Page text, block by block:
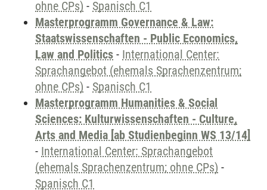
ohne CPs) - Spanisch C1
Masterprogramm Governance & Law:
Staatswissenschaften - Public Economics,
Law and Politics - International Center:
Sprachangebot (ehemals Sprachenzentrum;
ohne CPs) - Spanisch C1
Masterprogramm Humanities & Social
Sciences: Kulturwissenschaften - Culture,
Arts and Media [ab Studienbeginn WS 13/14]
- International Center: Sprachangebot
(ehemals Sprachenzentrum; ohne CPs) -
Spanisch C1